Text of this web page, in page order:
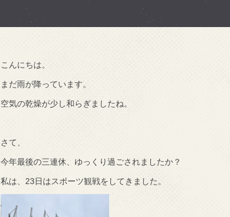
こんにちは。
まだ雨が降っています。
空気の乾燥が少し和らぎましたね。
さて、
今年最後の三連休、ゆっくり過ごされましたか？
私は、23日はスポーツ観戦をしてきました。